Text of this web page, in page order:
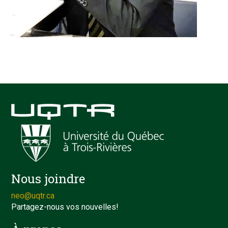
Nous joindre
neo@uqtr.ca
Partagez-nous vos nouvelles!